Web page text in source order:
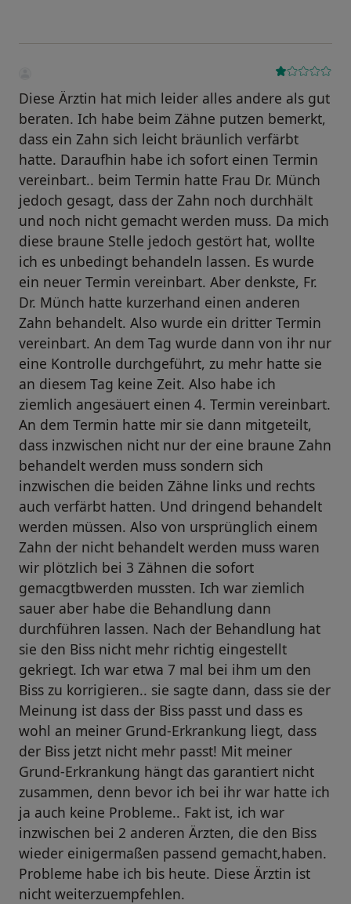
Diese Ärztin hat mich leider alles andere als gut
beraten. Ich habe beim Zähne putzen bemerkt,
dass ein Zahn sich leicht bräunlich verfärbt
hatte. Daraufhin habe ich sofort einen Termin
vereinbart.. beim Termin hatte Frau Dr. Münch
jedoch gesagt, dass der Zahn noch durchhält
und noch nicht gemacht werden muss. Da mich
diese braune Stelle jedoch gestört hat, wollte
ich es unbedingt behandeln lassen. Es wurde
ein neuer Termin vereinbart. Aber denkste, Fr.
Dr. Münch hatte kurzerhand einen anderen
Zahn behandelt. Also wurde ein dritter Termin
vereinbart. An dem Tag wurde dann von ihr nur
eine Kontrolle durchgeführt, zu mehr hatte sie
an diesem Tag keine Zeit. Also habe ich
ziemlich angesäuert einen 4. Termin vereinbart.
An dem Termin hatte mir sie dann mitgeteilt,
dass inzwischen nicht nur der eine braune Zahn
behandelt werden muss sondern sich
inzwischen die beiden Zähne links und rechts
auch verfärbt hatten. Und dringend behandelt
werden müssen. Also von ursprünglich einem
Zahn der nicht behandelt werden muss waren
wir plötzlich bei 3 Zähnen die sofort
gemacgtbwerden mussten. Ich war ziemlich
sauer aber habe die Behandlung dann
durchführen lassen. Nach der Behandlung hat
sie den Biss nicht mehr richtig eingestellt
gekriegt. Ich war etwa 7 mal bei ihm um den
Biss zu korrigieren.. sie sagte dann, dass sie der
Meinung ist dass der Biss passt und dass es
wohl an meiner Grund-Erkrankung liegt, dass
der Biss jetzt nicht mehr passt! Mit meiner
Grund-Erkrankung hängt das garantiert nicht
zusammen, denn bevor ich bei ihr war hatte ich
ja auch keine Probleme.. Fakt ist, ich war
inzwischen bei 2 anderen Ärzten, die den Biss
wieder einigermaßen passend gemacht,haben.
Probleme habe ich bis heute. Diese Ärztin ist
nicht weiterzuempfehlen.